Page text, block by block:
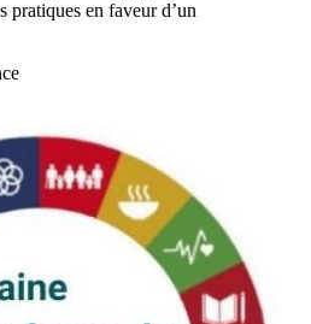
pratiques en faveur d’un